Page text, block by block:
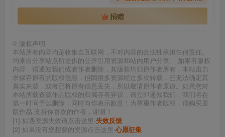
捐赠
© 版权声明
本站所有内容均是收集自互联网，不对内容的合法性承担任何责任。
均来自分享站点所提供的公开引用资源和站内用户分享。 如果有版权
内容，请通知我们或者作者删除，其版权均归原作者所有，本站虽力
求保存原有的版权信息，但因很多资源经过多次转载，已无法确定其
真实来源，或者已将原有信息丢失，所以敬请原作者原谅。如果您对
本站所载资源作品版权的归属存有异议，请立即通知我们，我们将在
第一时间予以删除，同时向你表示歉意！为尊重作者版权，请购买原
版作品,支持你喜欢的作者，谢谢！
[1] 如遇资源失效请点击这里-失效反馈
[2] 如果没有您想要的资源点击这里-心愿征集